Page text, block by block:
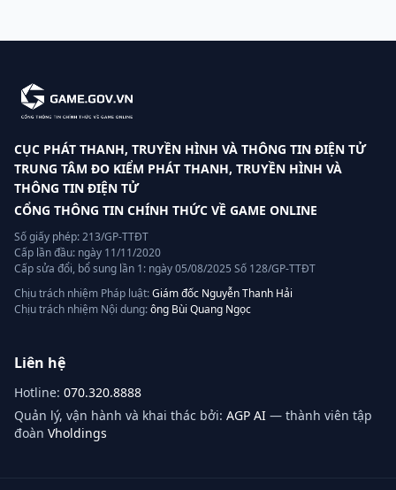
CỤC PHÁT THANH, TRUYỀN HÌNH VÀ THÔNG TIN ĐIỆN TỬ
TRUNG TÂM ĐO KIỂM PHÁT THANH, TRUYỀN HÌNH VÀ
THÔNG TIN ĐIỆN TỬ
CỔNG THÔNG TIN CHÍNH THỨC VỀ GAME ONLINE
Số giấy phép: 213/GP-TTĐT
Cấp lần đầu: ngày 11/11/2020
Cấp sửa đổi, bổ sung lần 1: ngày 05/08/2025 Số 128/GP-TTĐT
Chịu trách nhiệm Pháp luật:Giám đốc Nguyễn Thanh Hải
Chịu trách nhiệm Nội dung:ông Bùi Quang Ngọc
Liên hệ
Hotline: 070.320.8888
Quản lý, vận hành và khai thác bởi: AGP AI — thành viên tập
đoàn Vholdings